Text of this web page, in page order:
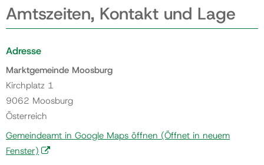
Amtszeiten, Kontakt und Lage
Adresse
Marktgemeinde Moosburg
Kirchplatz 1
9062 Moosburg
Österreich
Gemeindeamt in Google Maps öffnen (Öffnet in neuem
Fenster)